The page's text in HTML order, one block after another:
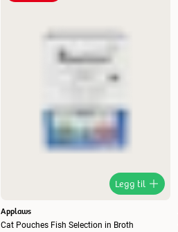
Legg til
Applaws
Cat Pouches Fish Selection in Broth